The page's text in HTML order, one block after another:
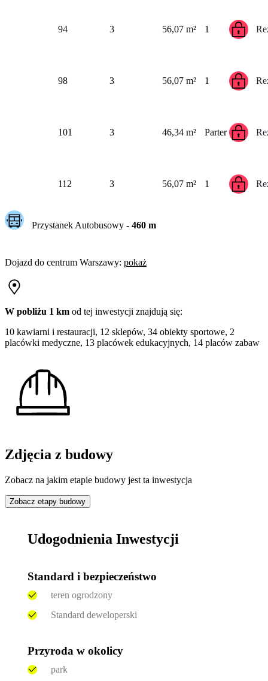
94 3 56,07 m² 1
98 3 56,07 m² 1
101 3 46,34 m² Parter
112 3 56,07 m² 1
Przystanek Autobusowy - 460m
Dojazd do centrum Warszawy: pokaż
W pobliżu 1 km od tej inwestycji znajdują się:
10 kawiarni i restauracji, 12 sklepów, 34 obiekty sportowe, 2
placówki medyczne, 13 placówek edukacyjnych, 14 placów zabaw
Zdjęcia z budowy
Zobacz na jakim etapie budowy jest ta inwestycja
Zobacz etapy budowy
Udogodnienia Inwestycji
Standard i bezpieczeństwo
teren ogrodzony
Standard deweloperski
Przyroda w okolicy
park